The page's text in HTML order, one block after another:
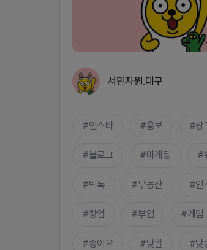
서민자원.대구
인스타 홍보 광
블로그 마케팅
틱톡 부동산 인
창업 부업 게임
좋아요 맞팔 맞